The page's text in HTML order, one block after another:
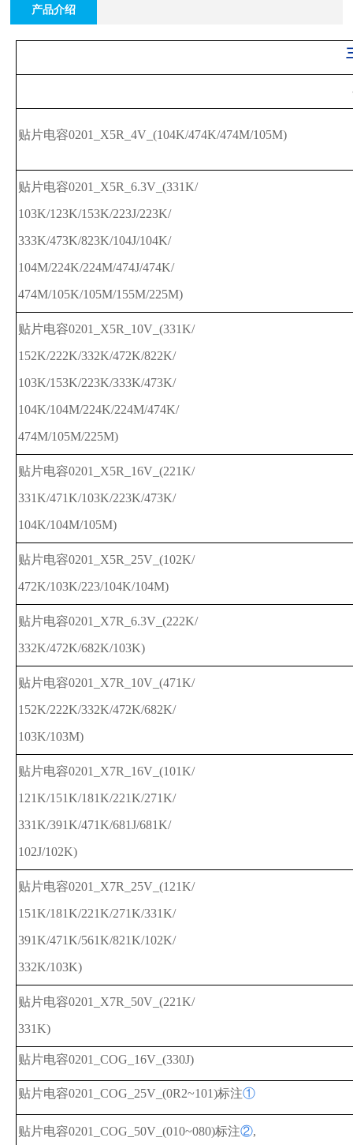
产品介绍
贴片电容0201_X5R_4V_(104K/474K/474M/105M)
贴片电容0201_X5R_6.3V_(331K/
103K/123K/153K/223J/223K/
333K/473K/823K/104J/104K/
104M/224K/224M/474J/474K/
474M/105K/105M/155M/225M)
贴片电容0201_X5R_10V_(331K/
152K/222K/332K/472K/822K/
103K/153K/223K/333K/473K/
104K/104M/224K/224M/474K/
474M/105M/225M)
贴片电容0201_X5R_16V_(221K/
331K/471K/103K/223K/473K/
104K/104M/105M)
贴片电容0201_X5R_25V_(102K/
472K/103K/223/104K/104M)
贴片电容0201_X7R_6.3V_(222K/
332K/472K/682K/103K)
贴片电容0201_X7R_10V_(471K/
152K/222K/332K/472K/682K/
103K/103M)
贴片电容0201_X7R_16V_(101K/
121K/151K/181K/221K/271K/
331K/391K/471K/681J/681K/
102J/102K)
贴片电容0201_X7R_25V_(121K/
151K/181K/221K/271K/331K/
391K/471K/561K/821K/102K/
332K/103K)
贴片电容0201_X7R_50V_(221K/
331K)
贴片电容0201_COG_16V_(330J)
贴片电容0201_COG_25V_(0R2~101)标注①
贴片电容0201_COG_50V_(010~080)标注②,